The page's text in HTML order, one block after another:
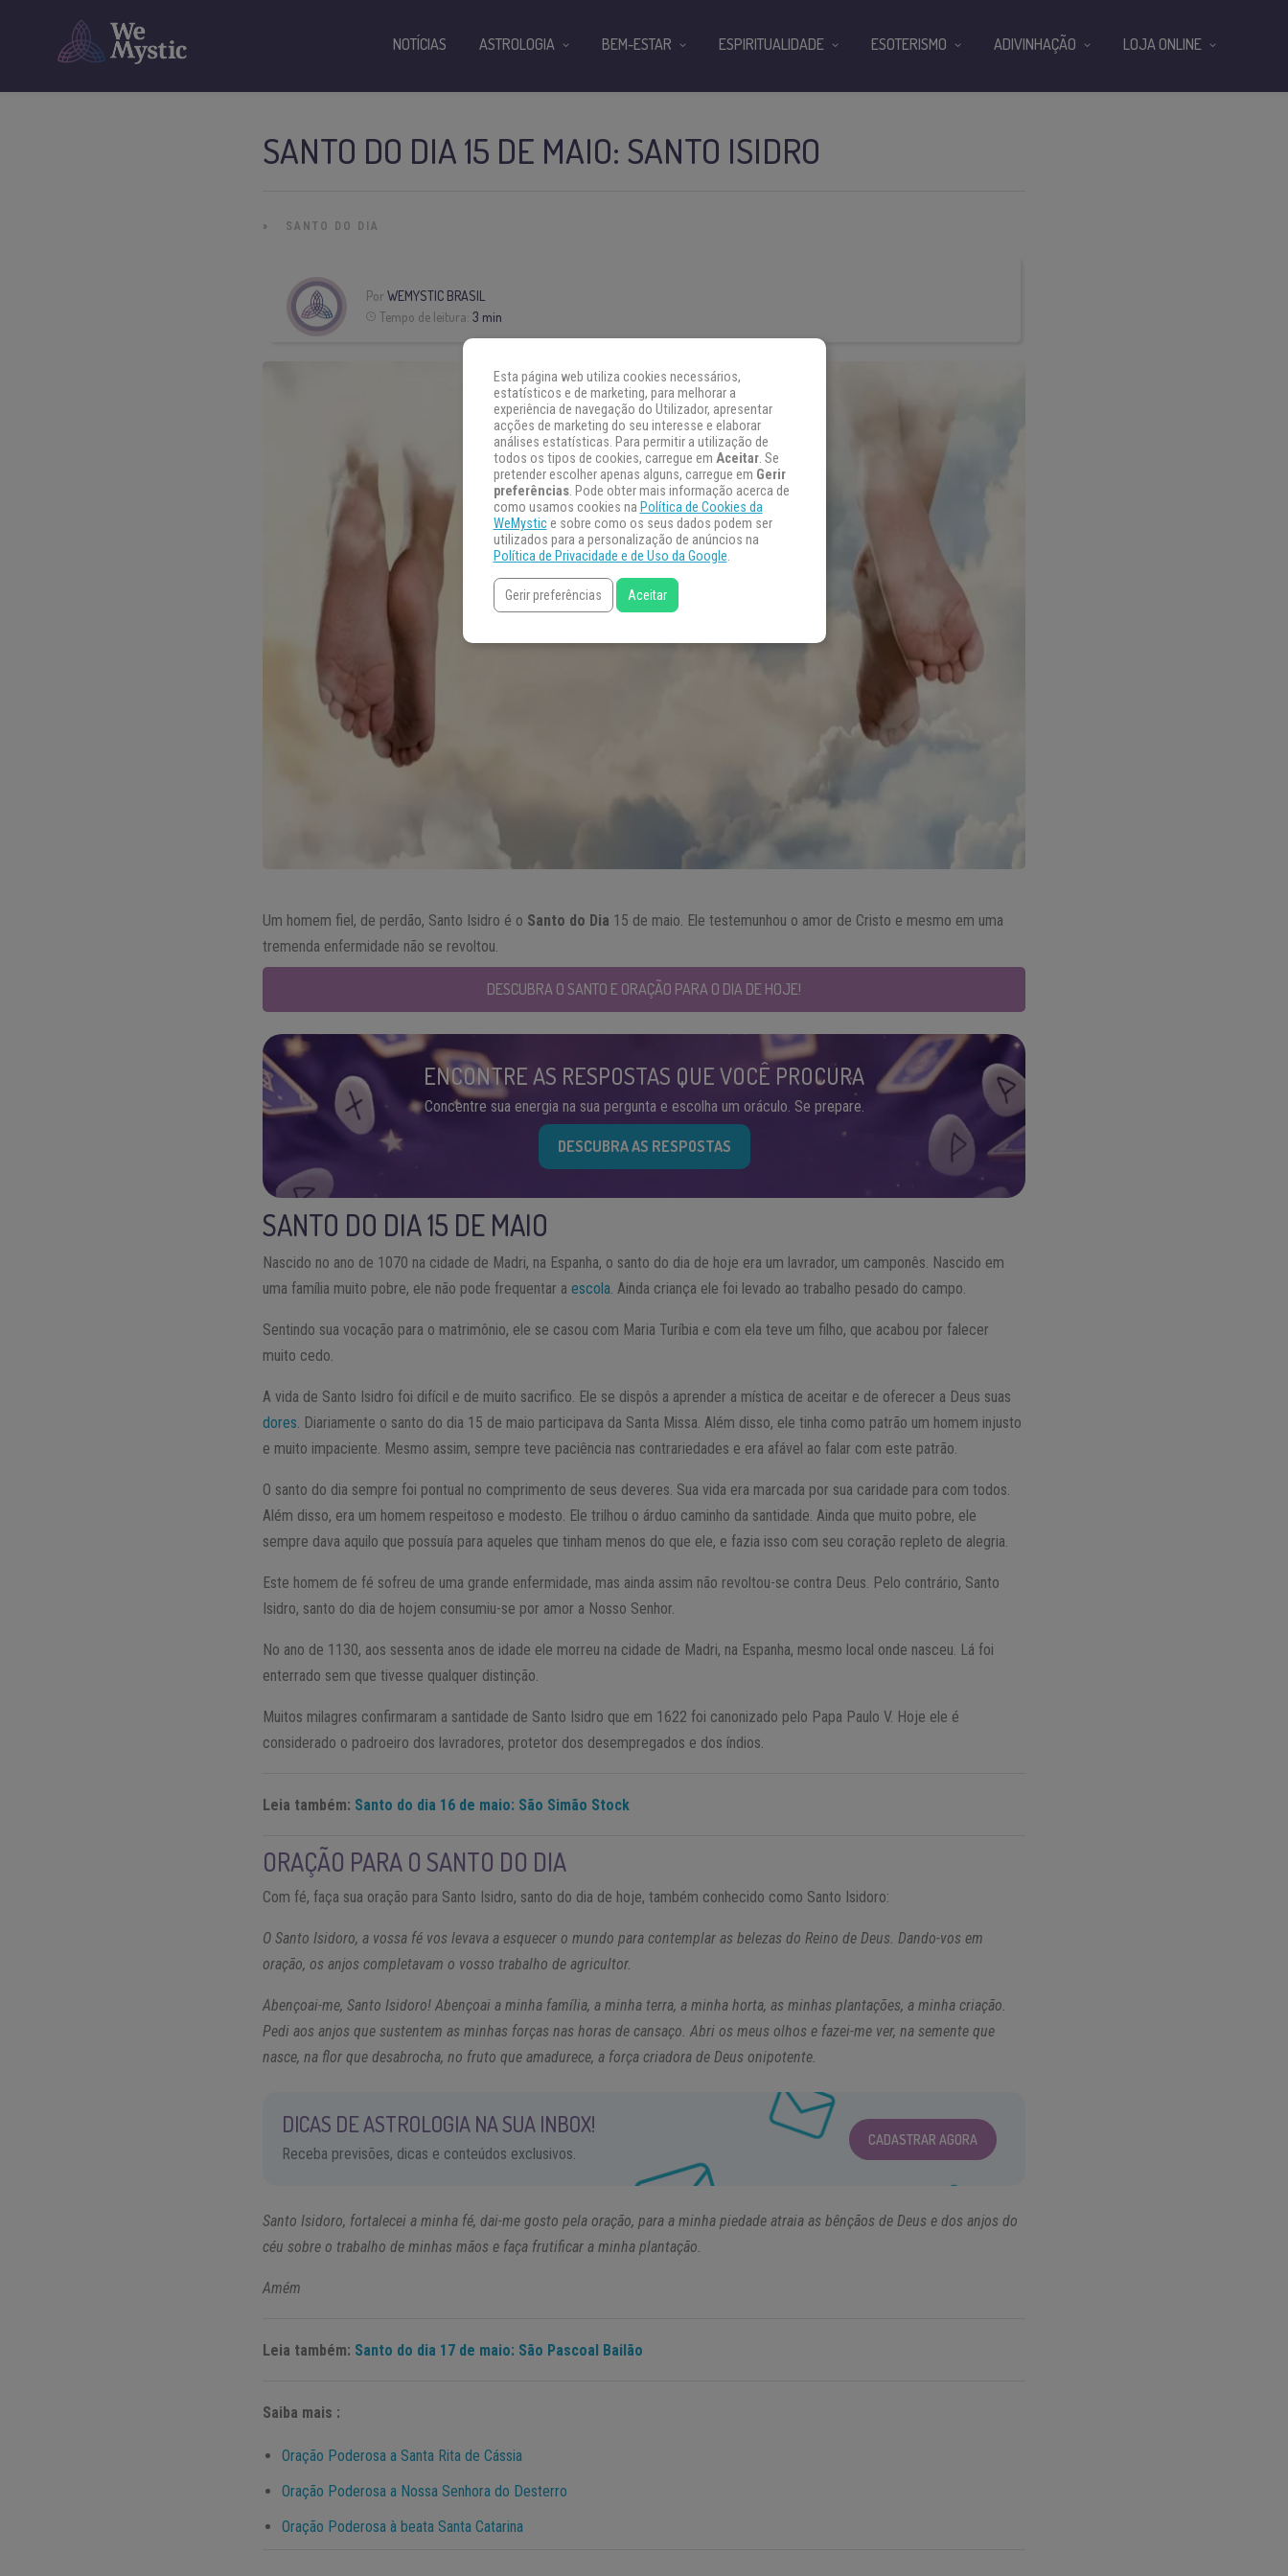
SANTO DO DIA 15 DE MAIO: SANTO ISIDRO
» SANTO DO DIA
PorWEMYSTIC BRASIL
Tempo de leitura:3 min
Um homem fiel, de perdão, Santo Isidro é o Santo do Dia 15 de maio. Ele testemunhou o amor de Cristo e mesmo em uma
tremenda enfermidade não se revoltou.
DESCUBRA O SANTO E ORAÇÃO PARA O DIA DE HOJE!
ENCONTRE AS RESPOSTAS QUE VOCÊ PROCURA
Concentre sua energia na sua pergunta e escolha um oráculo. Se prepare.
DESCUBRA AS RESPOSTAS
SANTO DO DIA 15 DE MAIO
Nascido no ano de 1070 na cidade de Madri, na Espanha, o santo do dia de hoje era um lavrador, um camponês. Nascido em
uma família muito pobre, ele não pode frequentar aescola. Ainda criança ele foi levado ao trabalho pesado do campo.
Sentindo sua vocação para o matrimônio, ele se casou com Maria Turíbia e com ela teve um filho, que acabou por falecer
muito cedo.
A vida de Santo Isidro foi difícil e de muito sacrifico. Ele se dispôs a aprender a mística de aceitar e de oferecer a Deus suas
dores. Diariamente o santo do dia 15 de maio participava da Santa Missa. Além disso, ele tinha como patrão um homem injusto
e muito impaciente. Mesmo assim, sempre teve paciência nas contrariedades e era afável ao falar com este patrão.
O santo do dia sempre foi pontual no comprimento de seus deveres. Sua vida era marcada por sua caridade para com todos.
Além disso, era um homem respeitoso e modesto. Ele trilhou o árduo caminho da santidade. Ainda que muito pobre, ele
sempre dava aquilo que possuía para aqueles que tinham menos do que ele, e fazia isso com seu coração repleto de alegria.
Este homem de fé sofreu de uma grande enfermidade, mas ainda assim não revoltou-se contra Deus. Pelo contrário, Santo
Isidro, santo do dia de hojem consumiu-se por amor a Nosso Senhor.
No ano de 1130, aos sessenta anos de idade ele morreu na cidade de Madri, na Espanha, mesmo local onde nasceu. Lá foi
enterrado sem que tivesse qualquer distinção.
Muitos milagres confirmaram a santidade de Santo Isidro que em 1622 foi canonizado pelo Papa Paulo V. Hoje ele é
considerado o padroeiro dos lavradores, protetor dos desempregados e dos índios.
Leia também: Santo do dia 16 de maio: São Simão Stock
ORAÇÃO PARA O SANTO DO DIA
Com fé, faça sua oração para Santo Isidro, santo do dia de hoje, também conhecido como Santo Isidoro:
O Santo Isidoro, a vossa fé vos levava a esquecer o mundo para contemplar as belezas do Reino de Deus. Dando-vos em
oração, os anjos completavam o vosso trabalho de agricultor.
Abençoai-me, Santo Isidoro! Abençoai a minha família, a minha terra, a minha horta, as minhas plantações, a minha criação.
Pedi aos anjos que sustentem as minhas forças nas horas de cansaço. Abri os meus olhos e fazei-me ver, na semente que
nasce, na flor que desabrocha, no fruto que amadurece, a força criadora de Deus onipotente.
DICAS DE ASTROLOGIA NA SUA INBOX!
Receba previsões, dicas e conteúdos exclusivos.
CADASTRAR AGORA
Santo Isidoro, fortalecei a minha fé, dai-me gosto pela oração, para a minha piedade atraia as bênçãos de Deus e dos anjos do
céu sobre o trabalho de minhas mãos e faça frutificar a minha plantação.
Amém
Leia também: Santo do dia 17 de maio: São Pascoal Bailão
Saiba mais :
Oração Poderosa a Santa Rita de Cássia
Oração Poderosa a Nossa Senhora do Desterro
Oração Poderosa à beata Santa Catarina
NOTÍCIAS ASTROLOGIA BEM-ESTAR ESPIRITUALIDADE ESOTERISMO ADIVINHAÇÃO LOJA ONLINE
Esta página web utiliza cookies necessários,
estatísticos e de marketing, para melhorar a
experiência de navegação do Utilizador, apresentar
acções de marketing do seu interesse e elaborar
análises estatísticas. Para permitir a utilização de
todos os tipos de cookies, carregue em Aceitar. Se
pretender escolher apenas alguns, carregue em Gerir
preferências. Pode obter mais informação acerca de
como usamos cookies na Política de Cookies da
WeMystice sobre como os seus dados podem ser
utilizados para a personalização de anúncios na
Política de Privacidade e de Uso da Google.
Gerir preferências Aceitar